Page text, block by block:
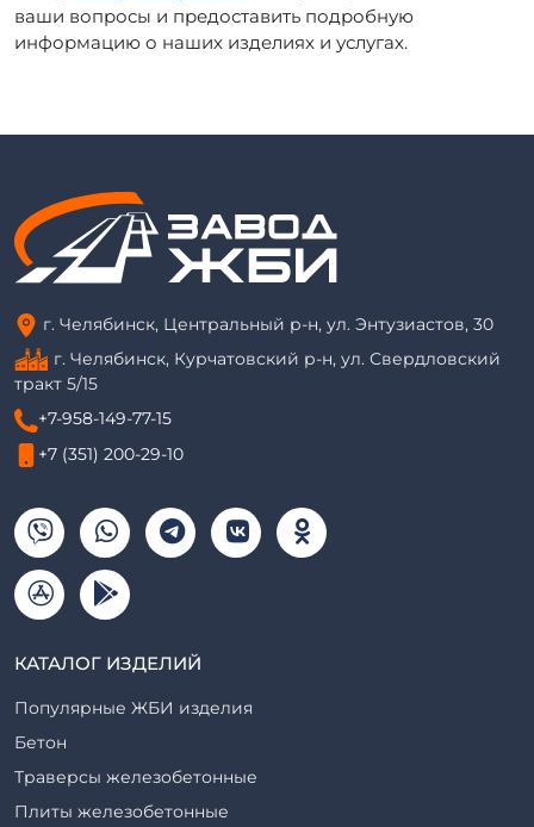
ваши вопросы и предоставить подробную
информацию о наших изделиях и услугах.
г. Челябинск, Центральный р-н, ул. Энтузиастов, 30
г. Челябинск, Курчатовский р-н, ул. Свердловский
тракт 5/15
+7-958-149-77-15
+7 (351) 200-29-10
КАТАЛОГ ИЗДЕЛИЙ
Популярные ЖБИ изделия
Бетон
Траверсы железобетонные
Плиты железобетонные